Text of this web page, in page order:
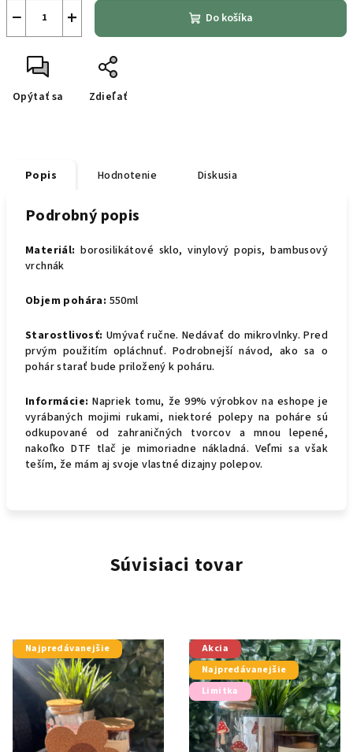
+
− Do košíka
Opýtať sa Zdieľať
Popis Hodnotenie Diskusia
Podrobný popis
Materiál: borosilikátové sklo, vinylový popis, bambusový
vrchnák
Objem pohára: 550ml
Starostlivosť: Umývať ručne. Nedávať do mikrovlnky. Pred
prvým použitím opláchnuť. Podrobnejší návod, ako sa o
pohár starať bude priložený k poháru.
Informácie:Napriek tomu, že 99% výrobkov na eshope je
vyrábaných mojimi rukami, niektoré polepy na poháre sú
odkupované od zahraničných tvorcov a mnou lepené,
nakoľko DTF tlač je mimoriadne nákladná. Veľmi sa však
teším, že mám aj svoje vlastné dizajny polepov.
Súvisiaci tovar
Najpredávanejšie
Akcia
Najpredávanejšie
Limitka